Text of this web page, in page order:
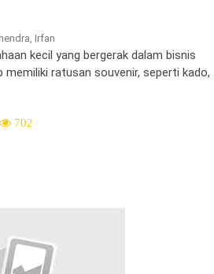
Irfan
kecil yang bergerak dalam bisnis
memiliki ratusan souvenir, seperti kado,
702